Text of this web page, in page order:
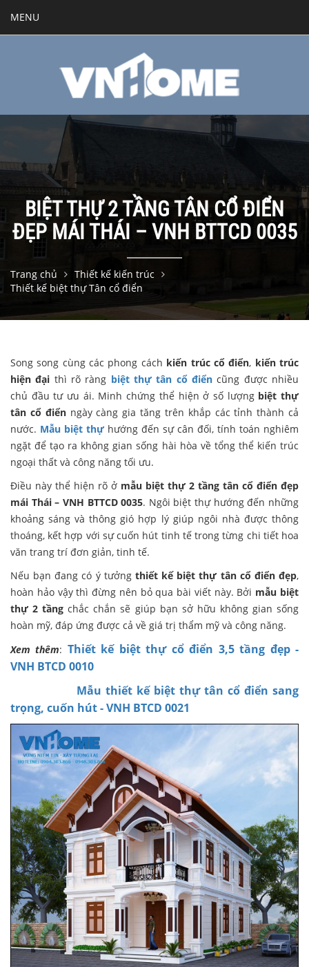
MENU
BIỆT THỰ 2 TẦNG TÂN CỔ ĐIỂN
ĐẸP MÁI THÁI – VNH BTTCD 0035
Trang chủ
Thiết kế kiến trúc
Thiết kế biệt thự Tân cổ điển
Song song cùng các phong cách kiến trúc cổ điển, kiến trúc
hiện đại thì rõ ràng biệt thự tân cổ điển cũng được nhiều
chủ đầu tư ưu ái. Minh chứng thể hiện ở số lượng biệt thự
tân cổ điểnngày càng gia tăng trên khắp các tỉnh thành cả
nước. Mẫu biệt thựhướng đến sự cân đối, tính toán nghiêm
ngặt để tạo ra không gian sống hài hòa về tổng thể kiến trúc
ngoại thất và công năng tối ưu.
Điều này thể hiện rõ ở mẫu biệt thự 2 tầng tân cổ điển đẹp
mái Thái – VNH BTTCD 0035. Ngôi biệt thự hướng đến những
khoảng sáng và thông gió hợp lý giúp ngôi nhà được thông
thoáng, kết hợp với sự cuốn hút tinh tế trong từng chi tiết hoa
văn trang trí đơn giản, tinh tế.
Nếu bạn đang có ý tưởng thiết kế biệt thự tân cổ điển đẹp,
hoàn hảo vậy thì đừng nên bỏ qua bài viết này. Bởi mẫu biệt
thự 2 tầng chắc chắn sẽ giúp bạn sở hữu không gian sống
hoàn mỹ, đáp ứng được cả về giá trị thẩm mỹ và công năng.
Xem thêm: Thiết kế biệt thự cổ điển 3,5 tầng đẹp -
VNH BTCD 0010
Mẫu thiết kế biệt thự tân cổ điển sang
trọng, cuốn hút - VNH BTCD 0021